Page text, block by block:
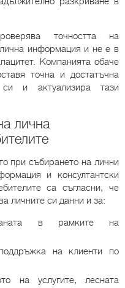
точността на
информация и не е в
Компанията обаче
точна и достатъчна
и актуализира тази
лична
при събирането на лични
и консултантски
са съгласни, че
личните си данни и за:
в рамките на
на клиенти по
на услугите, лесната